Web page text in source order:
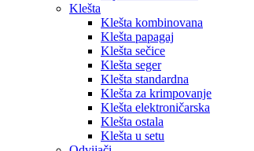
Klešta
Klešta kombinovana
Klešta papagaj
Klešta sečice
Klešta seger
Klešta standardna
Klešta za krimpovanje
Klešta elektroničarska
Klešta ostala
Klešta u setu